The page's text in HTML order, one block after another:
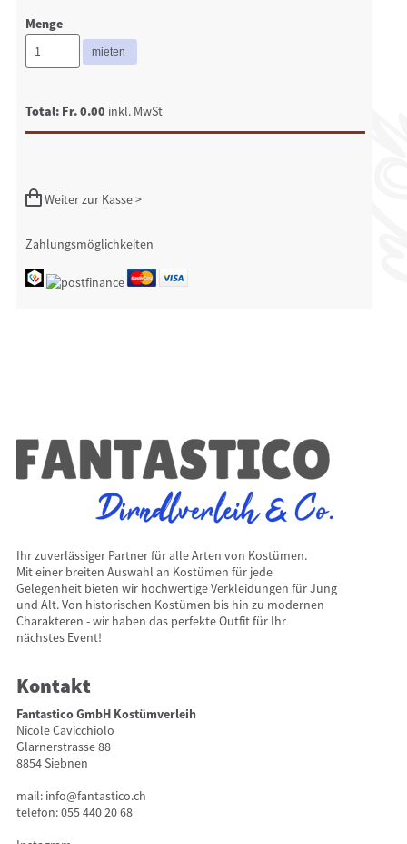
Menge
Total: Fr. 0.00 inkl. MwSt
Weiter zur Kasse >
Zahlungsmöglichkeiten
Ihr zuverlässiger Partner für alle Arten von Kostümen.
Mit einer breiten Auswahl an Kostümen für jede
Gelegenheit bieten wir hochwertige Verkleidungen für Jung
und Alt. Von historischen Kostümen bis hin zu modernen
Charakteren - wir haben das perfekte Outfit für Ihr
nächstes Event!
Kontakt
Fantastico GmbH Kostümverleih
Nicole Cavicchiolo
Glarnerstrasse 88
8854 Siebnen
mail: info@fantastico.ch
telefon:055 440 20 68